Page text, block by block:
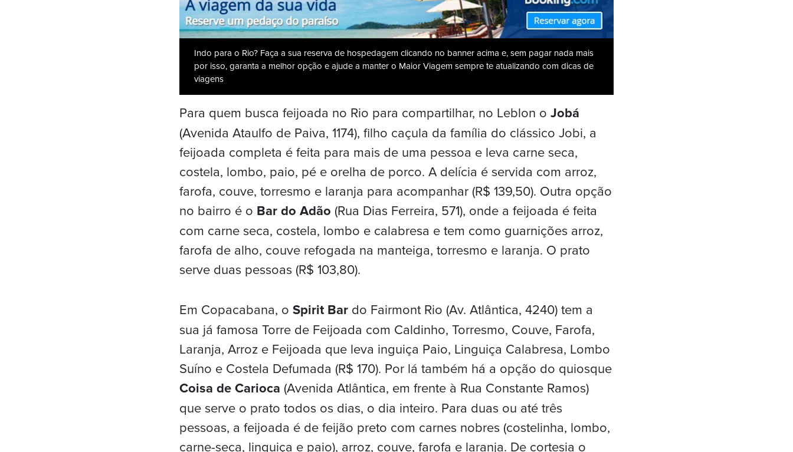
Indo para o Rio? Faça a sua reserva de hospedagem clicando no banner acima e, sem pagar nada mais
por isso, garanta a melhor opção e ajude a manter o Maior Viagem sempre te atualizando com dicas de
viagens
Para quem busca feijoada no Rio para compartilhar, no Leblon o Jobá
(Avenida Ataulfo de Paiva, 1174), filho caçula da família do clássico Jobi, a
feijoada completa é feita para mais de uma pessoa e leva carne seca,
costela, lombo, paio, pé e orelha de porco. A delícia é servida com arroz,
farofa, couve, torresmo e laranja para acompanhar (R$ 139,50). Outra opção
no bairro é o Bar do Adão (Rua Dias Ferreira, 571), onde a feijoada é feita
com carne seca, costela, lombo e calabresa e tem como guarnições arroz,
farofa de alho, couve refogada na manteiga, torresmo e laranja. O prato
serve duas pessoas (R$ 103,80).
Em Copacabana, o Spirit Bar do Fairmont Rio (Av. Atlântica, 4240) tem a
sua já famosa Torre de Feijoada com Caldinho, Torresmo, Couve, Farofa,
Laranja, Arroz e Feijoada que leva inguiça Paio, Linguiça Calabresa, Lombo
Suíno e Costela Defumada (R$ 170). Por lá também há a opção do quiosque
Coisa de Carioca (Avenida Atlântica, em frente à Rua Constante Ramos)
que serve o prato todos os dias, o dia inteiro. Para duas ou até três
pessoas, a feijoada é de feijão preto com carnes nobres (costelinha, lombo,
carne-seca, linguiça e paio), arroz, couve, farofa e laranja. De cortesia o